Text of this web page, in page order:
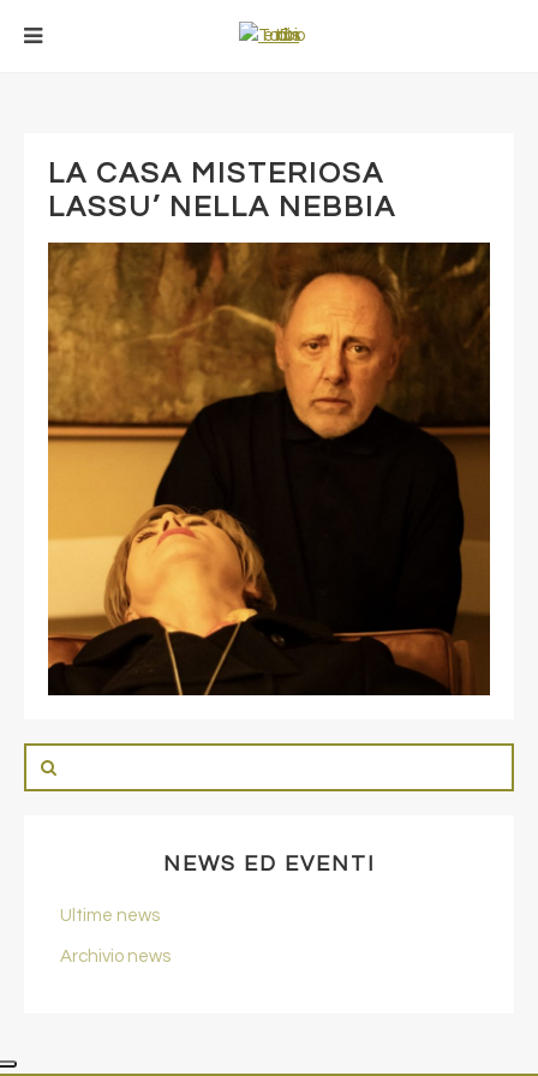
LA CASA MISTERIOSA
LASSU’ NELLA NEBBIA
NEWS ED EVENTI
Ultime news
Archivio news